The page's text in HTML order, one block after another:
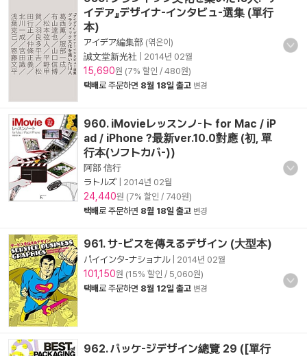
イデア』デザイナ-インタビュ-選集 (單行
本)
アイデア編集部 (엮은이)
誠文堂新光社
2014년 02월
15,690원 (7% 할인 / 480원)
택배로 주문하면 8월 18일 출고 변경
960. iMovieレッスンノ-ト for Mac / iP
ad / iPhone ?最新ver.10.0對應 (初, 單
行本(ソフトカバ-))
阿部 信行
ラトルズ
2014년 02월
24,440원 (7% 할인 / 740원)
택배로 주문하면 8월 18일 출고 변경
961. サ-ビスを傳えるデザイン (大型本)
パイインタ-ナショナル| 2014년 02월
101,150원 (15% 할인 / 5,060원)
택배로 주문하면 8월 12일 출고 변경
962. パッケ-ジデザイン總覽 29 ([單行